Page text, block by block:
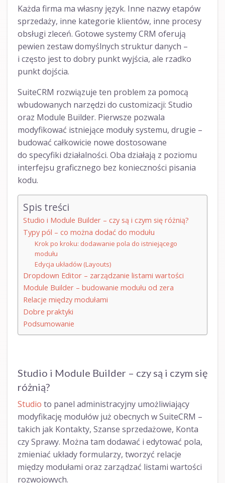
Każda firma ma własny język. Inne nazwy etapów
sprzedaży, inne kategorie klientów, inne procesy
obsługi zleceń. Gotowe systemy CRM oferują
pewien zestaw domyślnych struktur danych –
i często jest to dobry punkt wyjścia, ale rzadko
punkt dojścia.
SuiteCRM rozwiązuje ten problem za pomocą
wbudowanych narzędzi do customizacji: Studio
oraz Module Builder. Pierwsze pozwala
modyfikować istniejące moduły systemu, drugie –
budować całkowicie nowe dostosowane
do specyfiki działalności. Oba działają z poziomu
interfejsu graficznego bez konieczności pisania
kodu.
Spis treści
Studio i Module Builder – czy są i czym się różnią?
Typy pól – co można dodać do modułu
Krok po kroku: dodawanie pola do istniejącego
modułu
Edycja układów (Layouts)
Dropdown Editor – zarządzanie listami wartości
Module Builder – budowanie modułu od zera
Relacje między modułami
Dobre praktyki
Podsumowanie
Studio i Module Builder – czy są i czym się
różnią?
Studio to panel administracyjny umożliwiający
modyfikację modułów już obecnych w SuiteCRM –
takich jak Kontakty, Szanse sprzedażowe, Konta
czy Sprawy. Można tam dodawać i edytować pola,
zmieniać układy formularzy, tworzyć relacje
między modułami oraz zarządzać listami wartości
rozwojowych.